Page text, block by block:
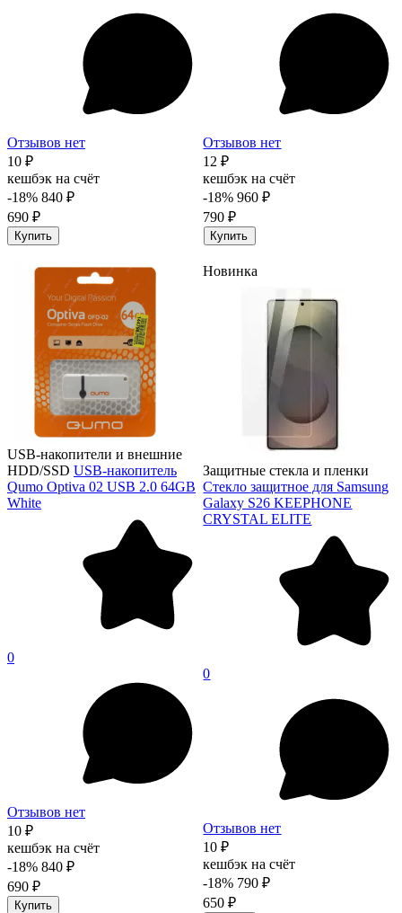
Отзывов нет
10 ₽
кешбэк на счёт
-18% 840 ₽
690 ₽
Купить
Отзывов нет
12 ₽
кешбэк на счёт
-18% 960 ₽
790 ₽
Купить
USB-накопители и внешние
HDD/SSD USB-накопитель
Qumo Optiva 02 USB 2.0 64GB
White
0
Отзывов нет
10 ₽
кешбэк на счёт
-18% 840 ₽
690 ₽
Купить
Новинка
Защитные стекла и пленки
Стекло защитное для Samsung
Galaxy S26 KEEPHONE
CRYSTAL ELITE
0
Отзывов нет
10 ₽
кешбэк на счёт
-18% 790 ₽
650 ₽